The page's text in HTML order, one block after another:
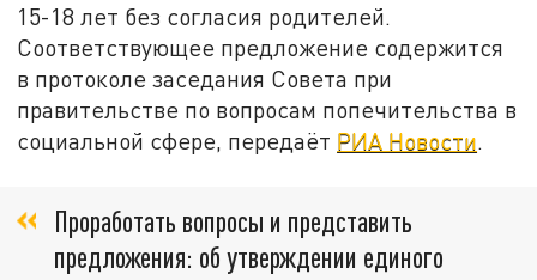
15-18 лет без согласия родителей.
Соответствующее предложение содержится
в протоколе заседания Совета при
правительстве по вопросам попечительства в
социальной сфере, передаёт РИА Новости.
Проработать вопросы и представить
предложения: об утверждении единого